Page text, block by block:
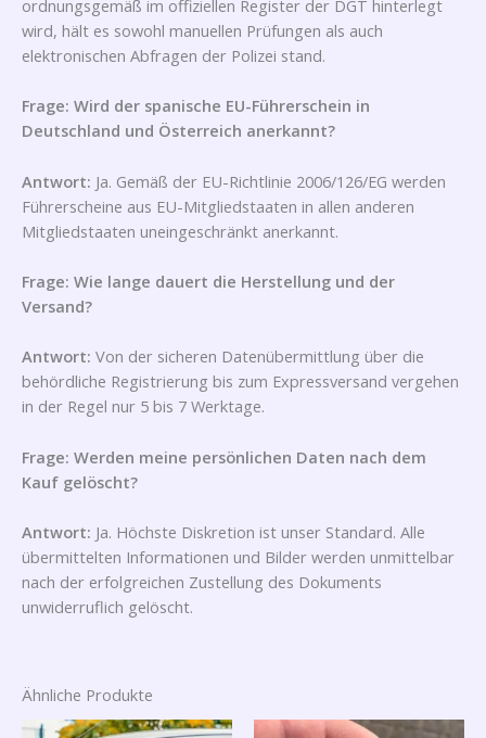
ordnungsgemäß im offiziellen Register der DGT hinterlegt
wird, hält es sowohl manuellen Prüfungen als auch
elektronischen Abfragen der Polizei stand.
Frage: Wird der spanische EU-Führerschein in
Deutschland und Österreich anerkannt?
Antwort: Ja. Gemäß der EU-Richtlinie 2006/126/EG werden
Führerscheine aus EU-Mitgliedstaaten in allen anderen
Mitgliedstaaten uneingeschränkt anerkannt.
Frage: Wie lange dauert die Herstellung und der
Versand?
Antwort: Von der sicheren Datenübermittlung über die
behördliche Registrierung bis zum Expressversand vergehen
in der Regel nur 5 bis 7 Werktage.
Frage: Werden meine persönlichen Daten nach dem
Kauf gelöscht?
Antwort: Ja. Höchste Diskretion ist unser Standard. Alle
übermittelten Informationen und Bilder werden unmittelbar
nach der erfolgreichen Zustellung des Dokuments
unwiderruflich gelöscht.
Ähnliche Produkte